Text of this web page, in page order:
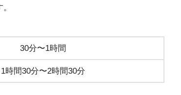
30分〜1時間
1時間30分〜2時間30分